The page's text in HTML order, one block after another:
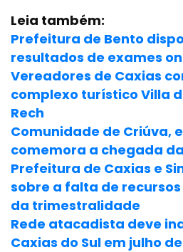
Leia também:
Prefeitura de Bento
resultados de exames
Vereadores de Caxias
complexo turístico Villa
Rech
Comunidade de Criúva,
comemora a chegada
Prefeitura de Caxias e
sobre a falta de
da trimestralidade
Rede atacadista deve
Caxias do Sul em julho